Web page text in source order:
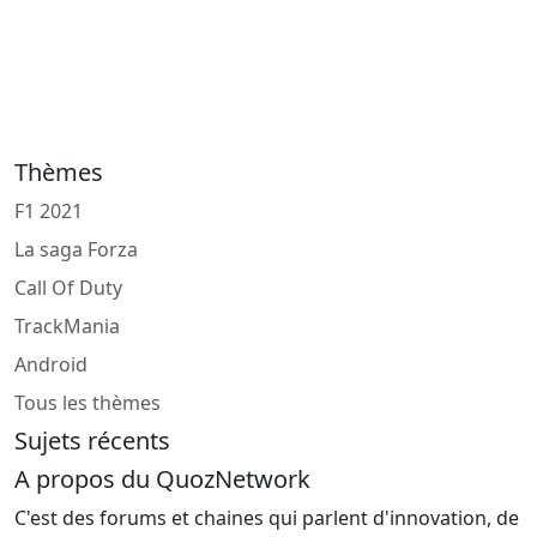
Thèmes
F1 2021
La saga Forza
Call Of Duty
TrackMania
Android
Tous les thèmes
Sujets récents
A propos du QuozNetwork
C'est des forums et chaines qui parlent d'innovation, de